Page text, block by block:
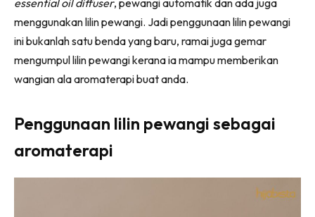
menggunakan lilin pewangi. Jadi penggunaan lilin pewangi
ini bukanlah satu benda yang baru, ramai juga gemar
mengumpul lilin pewangi kerana ia mampu memberikan
wangian ala aromaterapi buat anda.
Penggunaan lilin pewangi sebagai
aromaterapi